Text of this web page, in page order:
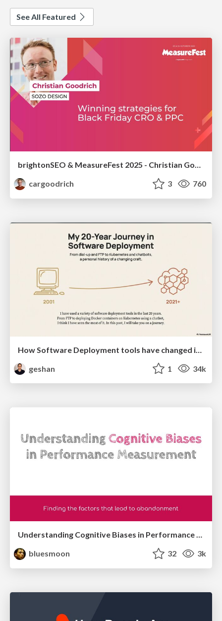
See All Featured
brightonSEO & MeasureFest 2025 - Christian Goodrich - Winning strategies for Black Friday CRO & PPC
cargoodrich
3 760
geshan
1 34k
Understanding Cognitive Biases in Performance Measurement
bluesmoon
32 3k